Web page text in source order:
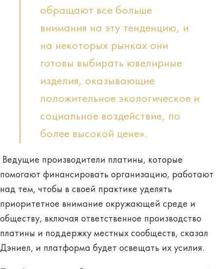
обращают все больше
внимания на эту тенденцию, и
на некоторых рынках они
готовы выбирать ювелирные
изделия, оказывающие
положительное экологическое и
социальное воздействие, по
более высокой цене».
Ведущие производители платины, которые
помогают финансировать организацию, работают
над тем, чтобы в своей практике уделять
приоритетное внимание окружающей среде и
обществу, включая ответственное производство
платины и поддержку местных сообществ, сказал
Дэниел, и платформа будет освещать их усилия.